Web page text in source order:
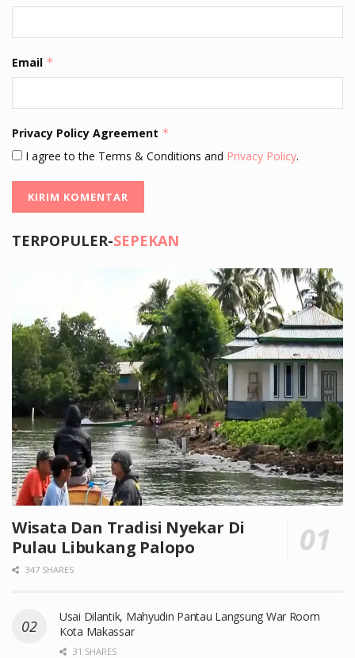
Email *
Privacy Policy Agreement *
I agree to the Terms & Conditions and Privacy Policy.
TERPOPULER-SEPEKAN
Wisata Dan Tradisi Nyekar Di
Pulau Libukang Palopo
347 SHARES
Usai Dilantik, Mahyudin Pantau Langsung War Room
Kota Makassar
31 SHARES